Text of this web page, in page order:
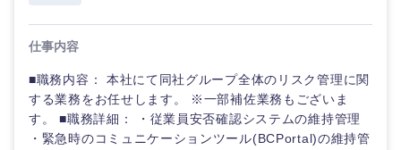
仕事内容
■職務内容： 本社にて同社グループ全体のリスク管理に関
する業務をお任せします。 ※一部補佐業務もございま
す。 ■職務詳細： ・従業員安否確認システムの維持管理
・緊急時のコミュニケーションツール(BCPortal)の維持管